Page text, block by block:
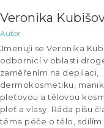
Veronika
Autor
Jmenuji se Veronika
odbornicí v oblasti
zaměřením na depilaci,
dermokosmetiku,
pleťovou a tělovou
pleť a vlasy. Ráda píšu
téma péče o tělo, sdílím